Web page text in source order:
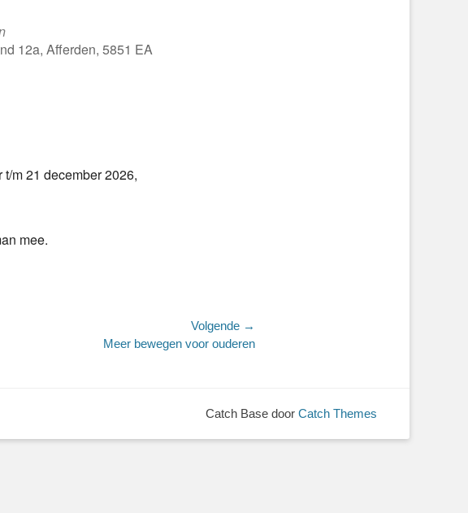
12a, Afferden, 5851 EA
m 21 december 2026,
mee.
Volgende →
Meer bewegen voor ouderen
Catch Base door Catch Themes